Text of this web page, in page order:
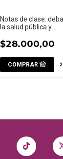
Notas de clase:
la salud pública y
$28.000,00
2